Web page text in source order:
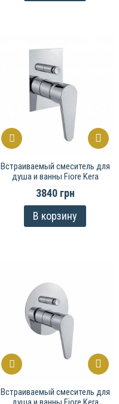
Встраиваемый смеситель для
душа и ванны Fiore Kera
3840 грн
В корзину
Встраиваемый смеситель для